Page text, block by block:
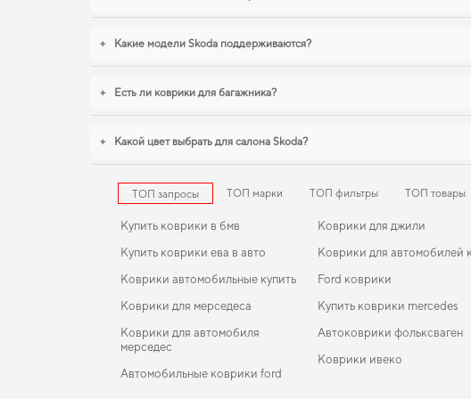
+ Какие модели Skoda поддерживаются?
+ Есть ли коврики для багажника?
+ Какой цвет выбрать для салона Skoda?
ТОП запросы ТОП марки ТОП фильтры ТОП товары
Купить коврики в бмв
Купить коврики ева в авто
Коврики автомобильные купить
Коврики для мерседеса
Коврики для автомобиля
мерседес
Автомобильные коврики ford
Коврики для джили
Коврики для автомобилей
Ford коврики
Купить коврики mercedes
Автоковрики фольксваген
Коврики ивеко